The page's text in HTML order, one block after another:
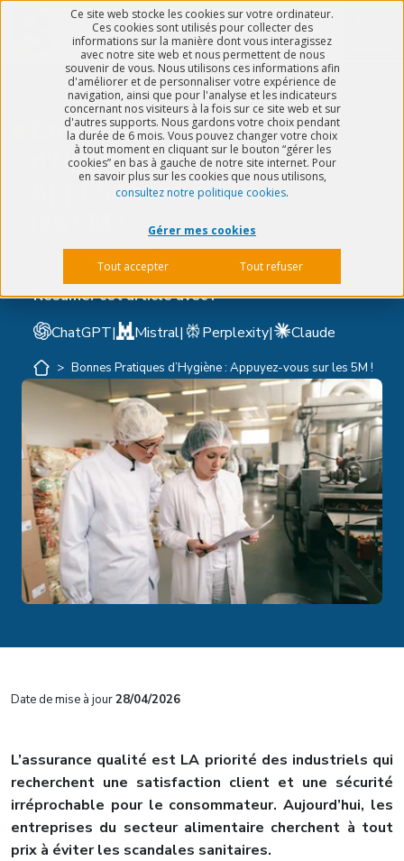
Ce site web stocke les cookies sur votre ordinateur.
Ces cookies sont utilisés pour collecter des
informations sur la manière dont vous interagissez
avec notre site web et nous permettent de nous
souvenir de vous. Nous utilisons ces informations afin
d'améliorer et de personnaliser votre expérience de
navigation, ainsi que pour l'analyse et les indicateurs
concernant nos visiteurs à la fois sur ce site web et sur
d'autres supports. Nous gardons votre choix pendant
la durée de 6 mois. Vous pouvez changer votre choix
à tout moment en cliquant sur le bouton “gérer les
cookies” en bas à gauche de notre site internet. Pour
en savoir plus sur les cookies que nous utilisons,
consultez notre politique cookies.
Gérer mes cookies
Tout accepter Tout refuser
Bonnes Pratiques
d’Hygiène :
Appuyez-vous sur
19/07/2022 5 min de lecture
Résumer cet article avec :
ChatGPT| Mistral| Perplexity| Claude
> Bonnes Pratiques d’Hygiène : Appuyez-vous sur les 5M !
Date de mise à jour28/04/2026
L’assurance qualité est LA priorité des industriels qui
recherchent une satisfaction client et une sécurité
irréprochable pour le consommateur. Aujourd’hui, les
entreprises du secteur alimentaire cherchent à tout
prix à éviter les scandales sanitaires.